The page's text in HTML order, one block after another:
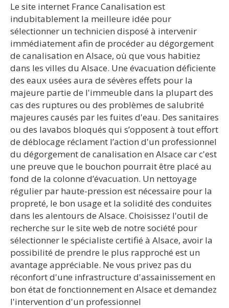
Le site internet France Canalisation est
indubitablement la meilleure idée pour
sélectionner un technicien disposé à intervenir
immédiatement afin de procéder au dégorgement
de canalisation en Alsace, où que vous habitiez
dans les villes du Alsace. Une évacuation déficiente
des eaux usées aura de sévères effets pour la
majeure partie de l'immeuble dans la plupart des
cas des ruptures ou des problèmes de salubrité
majeures causés par les fuites d'eau. Des sanitaires
ou des lavabos bloqués qui s’opposent à tout effort
de déblocage réclament l’action d'un professionnel
du dégorgement de canalisation en Alsace car c'est
une preuve que le bouchon pourrait être placé au
fond de la colonne d’évacuation. Un nettoyage
régulier par haute-pression est nécessaire pour la
propreté, le bon usage et la solidité des conduites
dans les alentours de Alsace. Choisissez l'outil de
recherche sur le site web de notre société pour
sélectionner le spécialiste certifié à Alsace, avoir la
possibilité de prendre le plus rapproché est un
avantage appréciable. Ne vous privez pas du
réconfort d'une infrastructure d'assainissement en
bon état de fonctionnement en Alsace et demandez
l'intervention d'un professionnel